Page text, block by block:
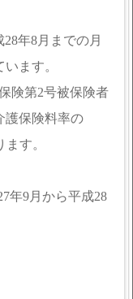
年8月までの月
ます。
険第2号被保険者
護保険料率の
す。
年9月から平成28